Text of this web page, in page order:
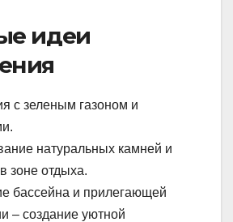
идеи
с зеленым газоном и
натуральных камней и
зоне отдыха.
бассейна и прилегающей
– создание уютной